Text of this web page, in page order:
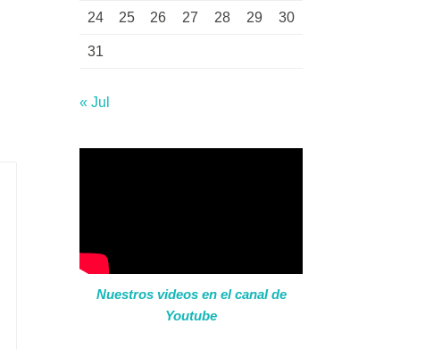
24 25 26 27 28 29 30
31
« Jul
Nuestros videos en el canal de
Youtube